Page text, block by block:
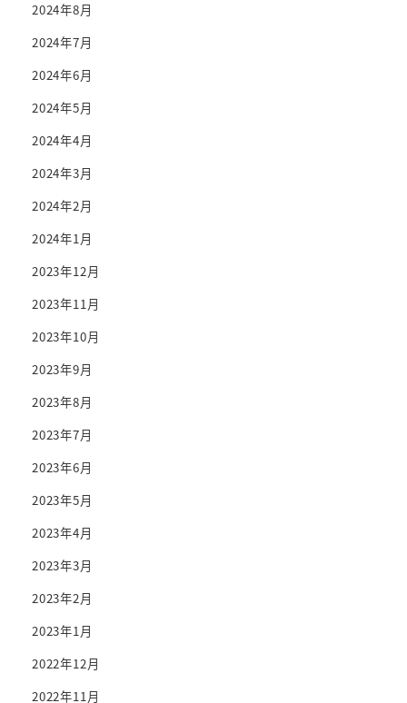
2024年8月
2024年7月
2024年6月
2024年5月
2024年4月
2024年3月
2024年2月
2024年1月
2023年12月
2023年11月
2023年10月
2023年9月
2023年8月
2023年7月
2023年6月
2023年5月
2023年4月
2023年3月
2023年2月
2023年1月
2022年12月
2022年11月